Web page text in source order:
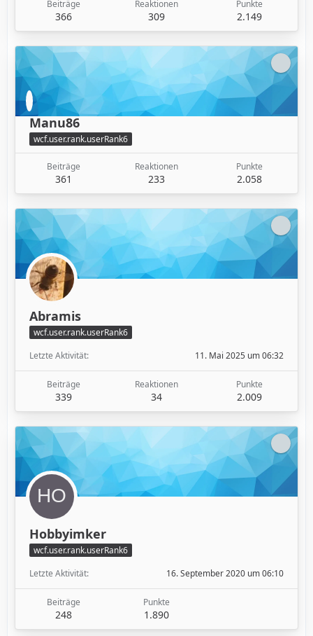
Beiträge
366
Reaktionen
309
Punkte
2.149
Manu86
wcf.user.rank.userRank6
Beiträge
361
Reaktionen
233
Punkte
2.058
Abramis
wcf.user.rank.userRank6
Letzte Aktivität
11. Mai 2025 um 06:32
Beiträge
339
Reaktionen
34
Punkte
2.009
Hobbyimker
wcf.user.rank.userRank6
Letzte Aktivität
16. September 2020 um 06:10
Beiträge
248
Punkte
1.890